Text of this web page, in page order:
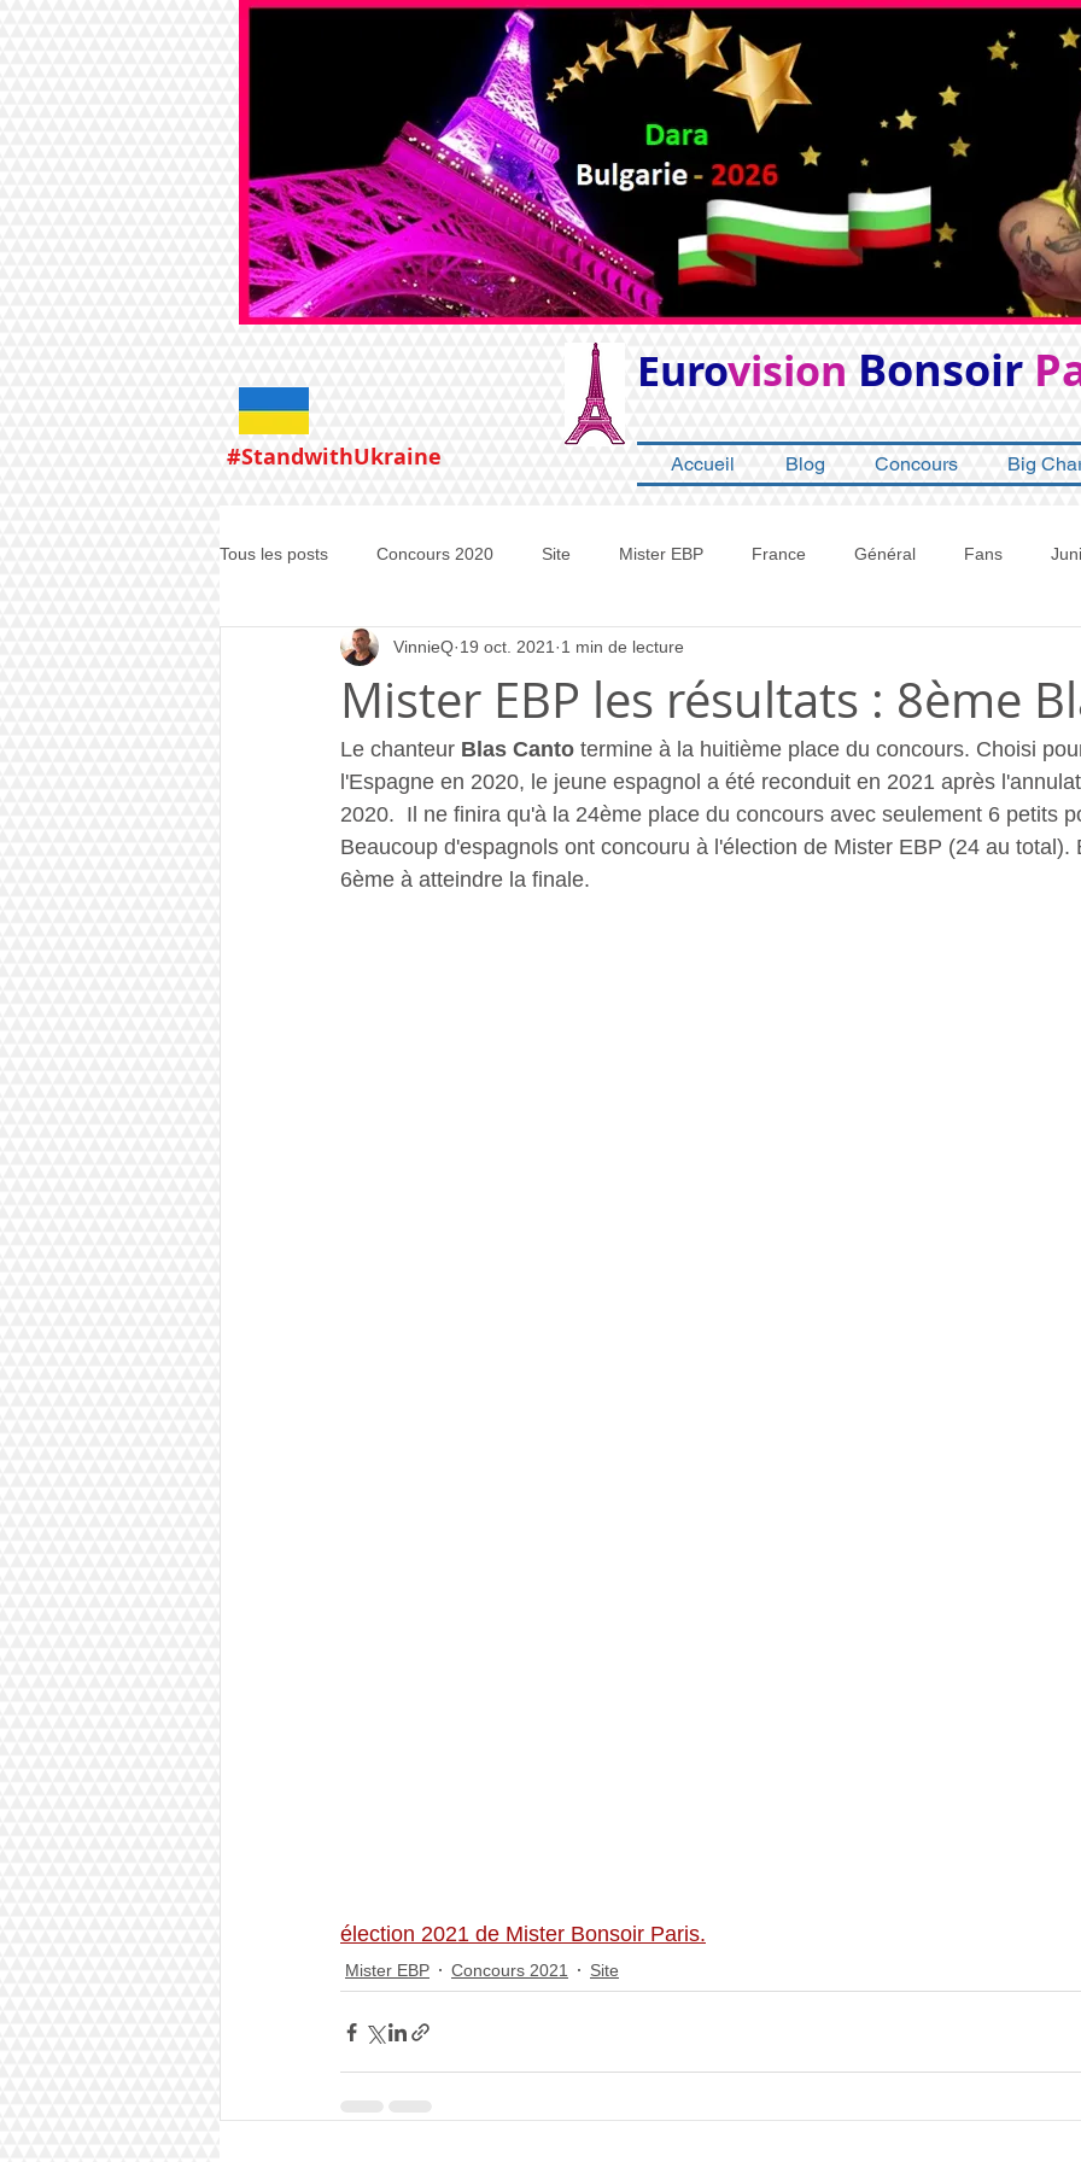
#StandwithUkraine
Eurovision Bonsoir
Accueil Blog Concours Big
Tous les posts Concours 2020 Site Mister EBP France Général Fans
Concours 2021 Concours 2022 Concours 2023
Mister EBP les résultats : 8ème
VinnieQ 19 oct. 2021 1 min de lecture
Le chanteur Blas Canto termine à la huitième place du concours. Choisi
l'Espagne en 2020, le jeune espagnol a été reconduit en 2021 après
2020.  Il ne finira qu'à la 24ème place du concours avec seulement 6 petits
Beaucoup d'espagnols ont concouru à l'élection de Mister EBP (24 au
6ème à atteindre la finale.
élection 2021 de Mister Bonsoir Paris.
Mister EBP Concours 2021 Site